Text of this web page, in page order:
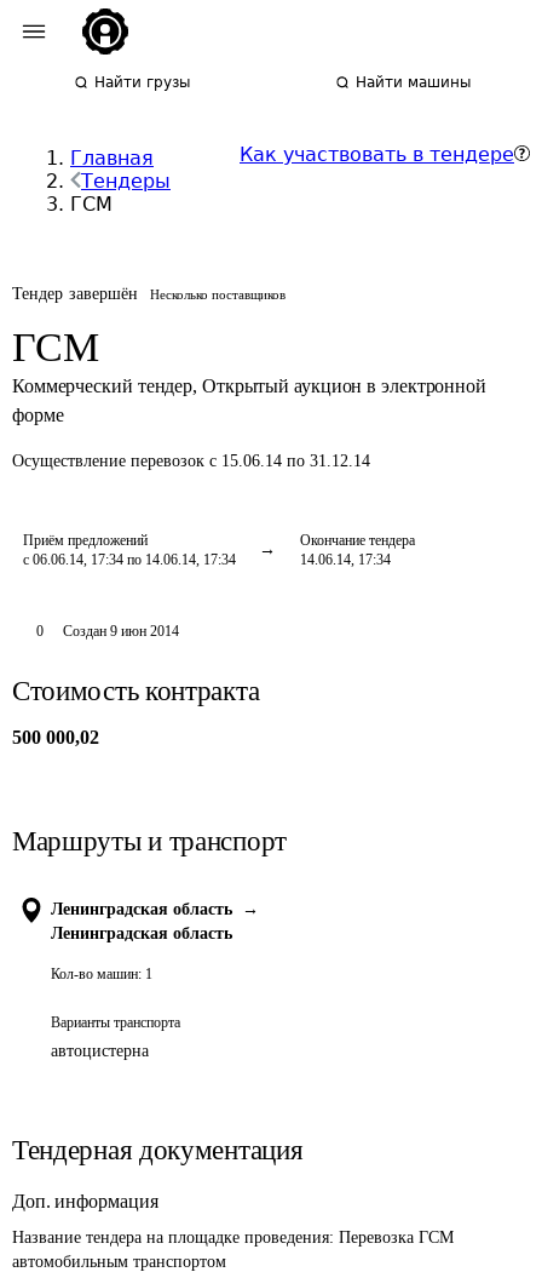
Найти грузы Найти машины
Главная
Тендеры
ГСМ
Как участвовать в тендере
Тендер завершён Несколько поставщиков
ГСМ
Коммерческий тендер, Открытый аукцион в электронной
форме
Осуществление перевозок с 15.06.14 по 31.12.14
Приём предложений
с 06.06.14, 17:34 по 14.06.14, 17:34
Окончание тендера
14.06.14, 17:34
0 Создан 9 июн 2014
Стоимость контракта
500 000,02
Маршруты и транспорт
Ленинградская область
→
Ленинградская область
Кол-во машин: 1
Варианты транспорта
автоцистерна
Тендерная документация
Доп. информация
Название тендера на площадке проведения: Перевозка ГСМ
автомобильным транспортом